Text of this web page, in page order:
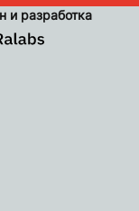
и разработка